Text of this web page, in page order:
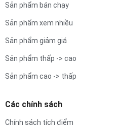
Sản phẩm bán chạy
Sản phẩm xem nhiều
Sản phẩm giảm giá
Sản phẩm thấp -> cao
Sản phẩm cao -> thấp
Các chính sách
Chính sách tích điểm